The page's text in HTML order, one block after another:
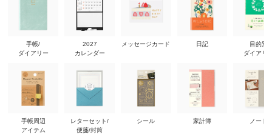
手帳/
ダイアリー
手帳周辺
アイテム
2027
カレンダー
レターセット/
便箋/封筒
メッセージカード
シール
日記
家計簿
目的別
ダイアリ
ノート